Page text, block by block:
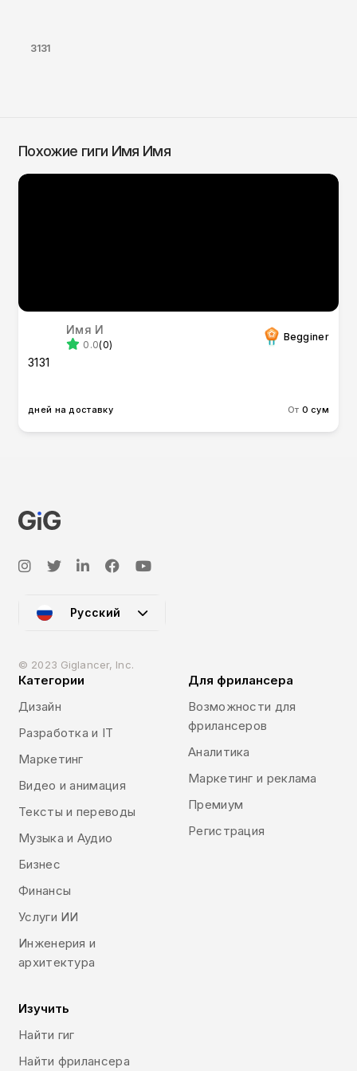
3131
Похожие гиги Имя Имя
Имя И
0.0(0)
Begginer
3131
дней на доставку От 0 сум
Русский
© 2023 Giglancer, Inc.
Категории
Дизайн
Разработка и IT
Маркетинг
Видео и анимация
Тексты и переводы
Музыка и Аудио
Бизнес
Финансы
Услуги ИИ
Инженерия и
архитектура
Для фрилансера
Возможности для
фрилансеров
Аналитика
Маркетинг и реклама
Премиум
Регистрация
Изучить
Найти гиг
Найти фрилансера